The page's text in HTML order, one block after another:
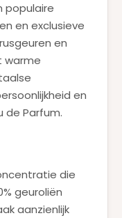
populaire
en exclusieve
en
warme
en
de Parfum.
die
geuroliën
aanzienlijk